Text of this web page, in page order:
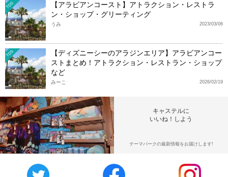
TDS
【アラビアンコースト】アトラクション・レストラ
ン・ショップ・グリーティング
2023/03/06
うみ
TDS
【ディズニーシーのアラジンエリア】アラビアンコー
ストまとめ！アトラクション・レストラン・ショップ
など
2026/02/19
みーこ
キャステルに
いいね！しよう
テーマパークの最新情報をお届けします!